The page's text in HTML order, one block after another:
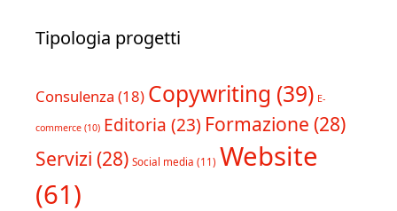
Tipologia progetti
Consulenza(18) Copywriting(39)
commerce